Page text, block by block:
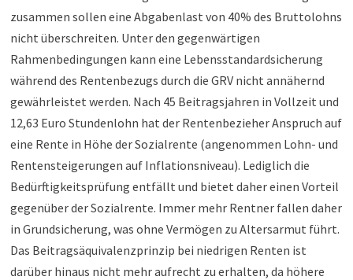
zusammen sollen eine Abgabenlast von 40% des Bruttolohns
nicht überschreiten. Unter den gegenwärtigen
Rahmenbedingungen kann eine Lebensstandardsicherung
während des Rentenbezugs durch die GRV nicht annähernd
gewährleistet werden. Nach 45 Beitragsjahren in Vollzeit und
12,63 Euro Stundenlohn hat der Rentenbezieher Anspruch auf
eine Rente in Höhe der Sozialrente (angenommen Lohn- und
Rentensteigerungen auf Inflationsniveau). Lediglich die
Bedürftigkeitsprüfung entfällt und bietet daher einen Vorteil
gegenüber der Sozialrente. Immer mehr Rentner fallen daher
in Grundsicherung, was ohne Vermögen zu Altersarmut führt.
Das Beitragsäquivalenzprinzip bei niedrigen Renten ist
darüber hinaus nicht mehr aufrecht zu erhalten, da höhere